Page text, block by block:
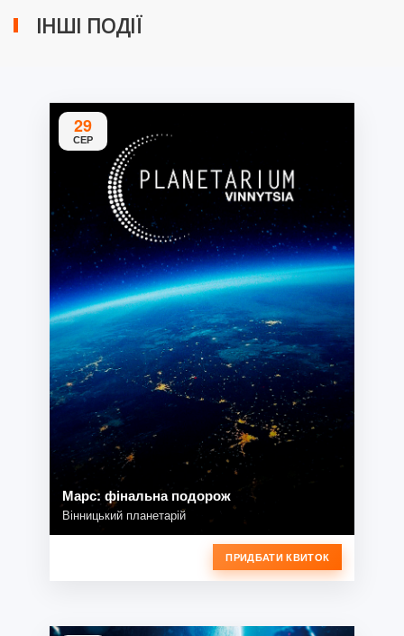
ІНШІ ПОДІЇ
29
СЕР
Марс: фінальна подорож
Вінницький планетарій
ПРИДБАТИ КВИТОК